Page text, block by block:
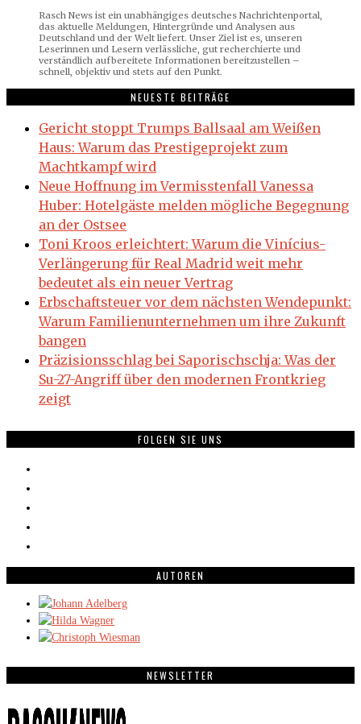
Rasch News ist ein unabhängiges deutsches Nachrichtenportal,
das aktuelle Meldungen, Hintergründe und Analysen aus
Deutschland und der Welt liefert. Unser Ziel ist es, unseren
Leserinnen und Lesern verlässliche, gut recherchierte und
verständlich aufbereitete Informationen bereitzustellen –
schnell, objektiv und stets auf den Punkt.
NEUESTE BEITRÄGE
Gericht stoppt Trumps Ballsaal am Weißen
Haus: Warum das Prestigeprojekt zum
Machtkampf wird
Neue Hoffnung im Vermisstenfall Vanessa
Huber: Hotelgäste melden mögliche Begegnung
an der Ostsee
Toni Kroos erleichtert: Warum die Vinícius-
Verlängerung für Real Madrid weit mehr
bedeutet als ein neuer Vertrag
Erbschaftsteuer vor dem nächsten Wendepunkt:
Warum Familienunternehmen um ihre Zukunft
bangen
Präzisionsschlag bei Saporischschja: Was der
Su-27-Angriff über den modernen Frontkrieg
zeigt
FOLGEN SIE UNS
AUTOREN
NEWSLETTER